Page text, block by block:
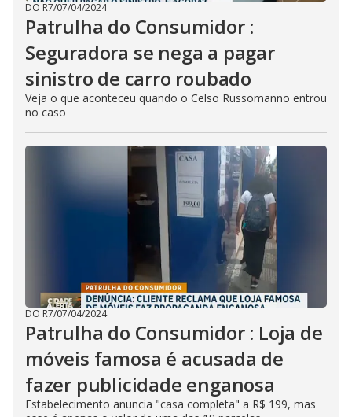
DO R7/07/04/2024
Patrulha do Consumidor :
Seguradora se nega a pagar
sinistro de carro roubado
Veja o que aconteceu quando o Celso Russomanno entrou
no caso
DO R7/07/04/2024
Patrulha do Consumidor : Loja de
móveis famosa é acusada de
fazer publicidade enganosa
Estabelecimento anuncia "casa completa" a R$ 199, mas